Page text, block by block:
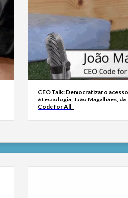
CEO Talk: Democratizar o acesso
à tecnologia, João Magalhães, da
Code for All_